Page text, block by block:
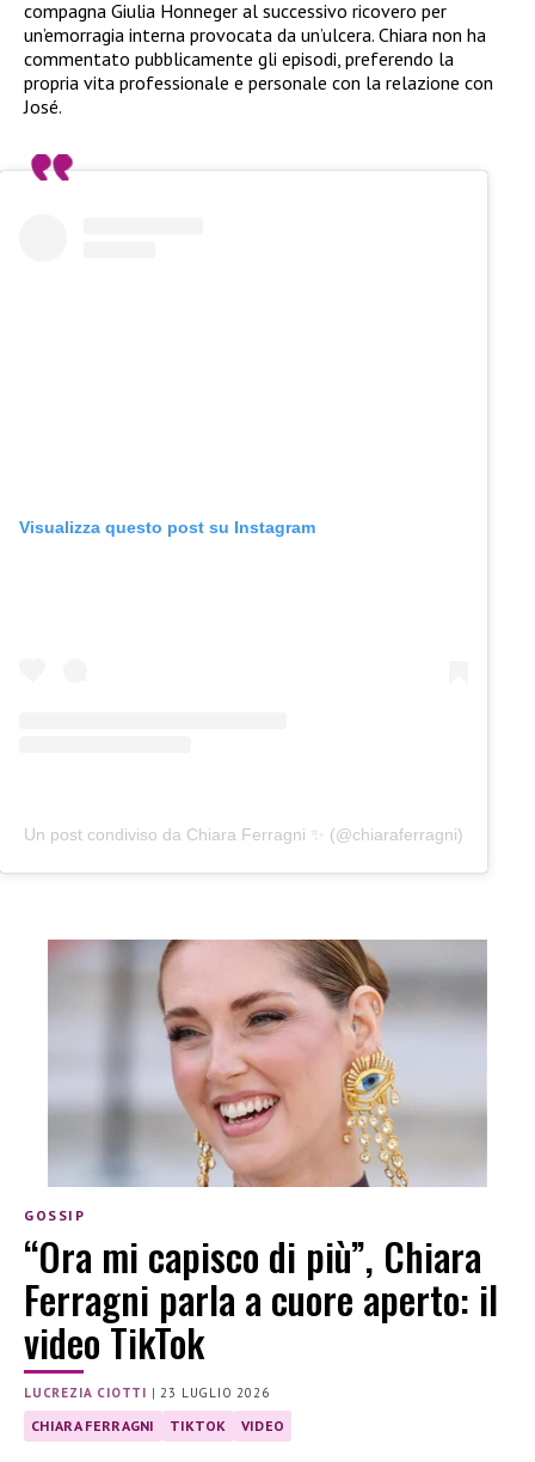
compagna Giulia Honneger al successivo ricovero per
un’emorragia interna provocata da un’ulcera. Chiara non ha
commentato pubblicamente gli episodi, preferendo la
propria vita professionale e personale con la relazione con
José.
Visualizza questo post su Instagram
Un post condiviso da Chiara Ferragni ✨ (@chiaraferragni)
GOSSIP
“Ora mi capisco di più”, Chiara
Ferragni parla a cuore aperto: il
video TikTok
LUCREZIA CIOTTI |23 LUGLIO 2026
CHIARA FERRAGNI TIKTOK VIDEO